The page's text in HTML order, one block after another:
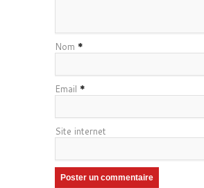
Nom *
Email *
Site internet